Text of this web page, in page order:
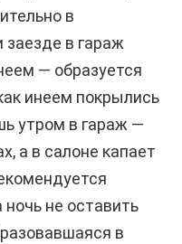
в
в гараж
— образуется
инеем покрылись
утром в гараж —
а в салоне капает
не оставить
в